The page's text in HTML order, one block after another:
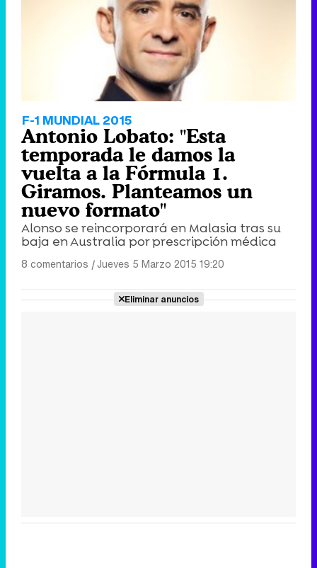
F-1 MUNDIAL 2015
Antonio Lobato: "Esta
temporada le damos la
vuelta a la Fórmula 1.
Giramos. Planteamos un
nuevo formato"
Alonso se reincorporará en Malasia tras su
baja en Australia por prescripción médica
8 comentarios |Jueves 5 Marzo 2015 19:20
Eliminar anuncios